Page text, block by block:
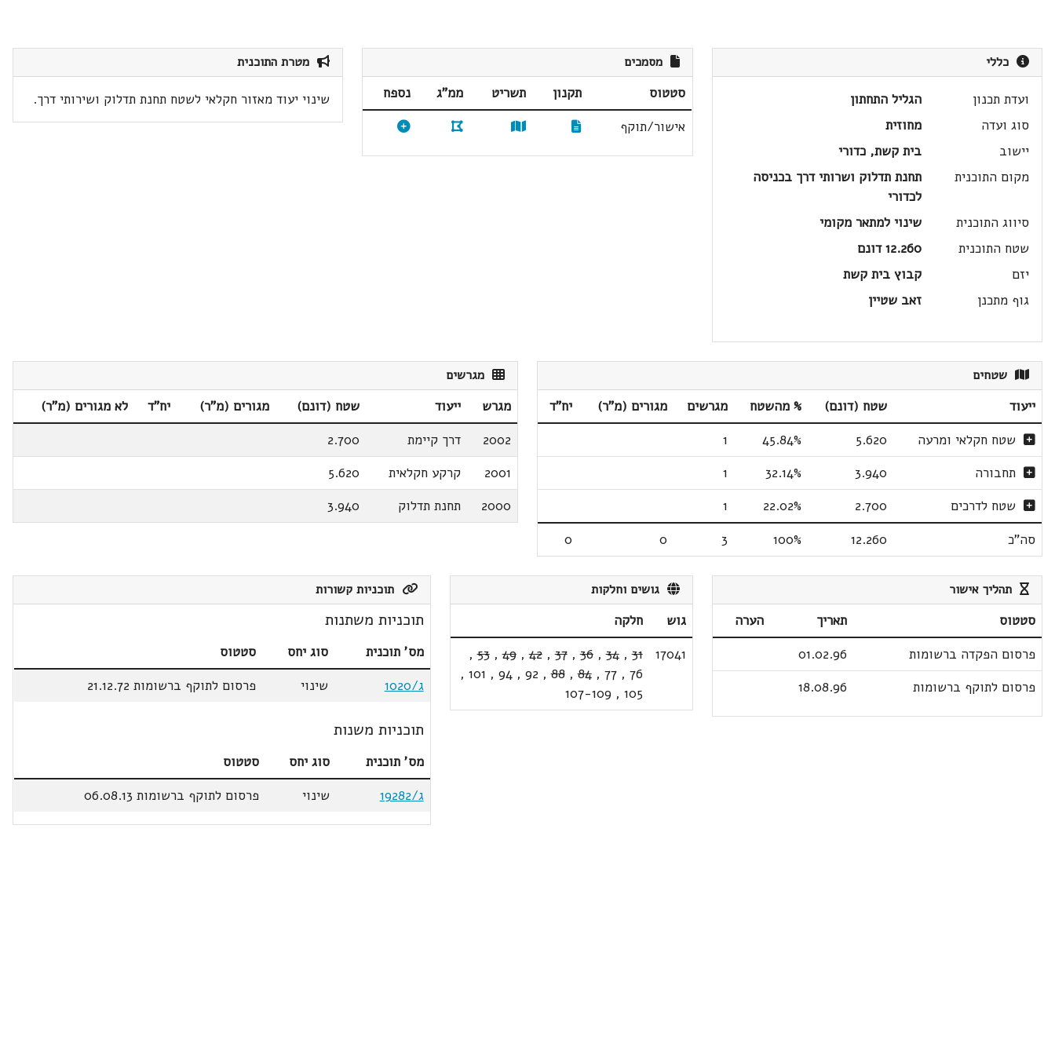
כללי
ועדת תכנון
הגליל התחתון
סוג ועדה
מחוזית
יישוב
בית קשת, כדורי
מקום התוכנית
תחנת תדלוק ושרותי דרך בכניסה
לכדורי
סיווג התוכנית
שינוי למתאר מקומי
שטח התוכנית
12.260 דונם
יזם
קבוץ בית קשת
גוף מתכנן
זאב שטיין
מסמכים
סטטוס תקנון תשריט ממ"ג
נספח
אישור/תוקף
מטרת התוכנית
שינוי יעוד מאזור חקלאי לשטח תחנת תדלוק ושירותי דרך.
שטחים
ייעוד שטח (דונם) % מהשטח מגרשים מגורים (מ"ר)
יח"ד
שטח חקלאי ומרעה
5.620
45.84%
1
תחבורה
3.940
32.14%
1
שטח לדרכים
2.700
22.02%
1
סה"כ
12.260
100%
3
0
0
מגרשים
מגרש ייעוד שטח (דונם) מגורים (מ"ר) יח"ד
לא מגורים (מ"ר)
2002
דרך קיימת
2.700
2001
קרקע חקלאית
5.620
2000
תחנת תדלוק 3.940
תהליך אישור
סטטוס תאריך
הערה
פרסום הפקדה ברשומות
01.02.96
פרסום לתוקף ברשומות
18.08.96
גושים וחלקות
גוש
חלקה
17041
31
,
34
,
36
,
37
,
42
,
49
,
53
,
76
,
77
,
84
,
88
,
92
,
94
,
101
,
105
,
107-109
תוכניות קשורות
תוכניות משתנות
מס' תוכנית סוג יחס
סטטוס
ג/1020
שינוי פרסום לתוקף ברשומות 21.12.72
תוכניות משנות
מס' תוכנית סוג יחס
סטטוס
ג/19282
שינוי פרסום לתוקף ברשומות 06.08.13